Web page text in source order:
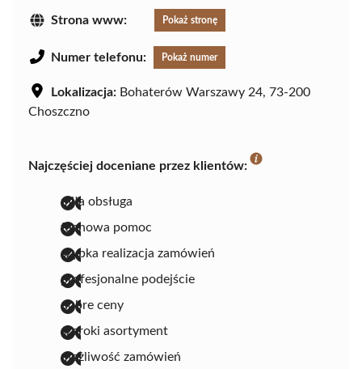
Strona www: Pokaż stronę
Numer telefonu: Pokaż numer
Lokalizacja: Bohaterów Warszawy 24, 73-200
Choszczno
Najczęściej doceniane przez klientów:
miła obsługa
fachowa pomoc
szybka realizacja zamówień
profesjonalne podejście
dobre ceny
szeroki asortyment
możliwość zamówień